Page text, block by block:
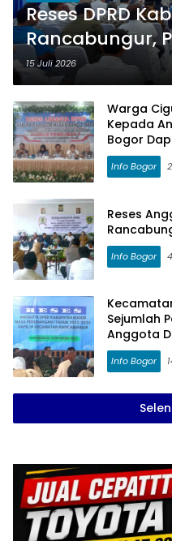
Reses DPRD
Rancabungur,
SMPN 2 hingga
Kesehatan
15 Juli 2026
Warga
Kepada
Bogor
Info Bogor
Reses
Info Bogor
Sejumlah
Anggota
Info Bogor